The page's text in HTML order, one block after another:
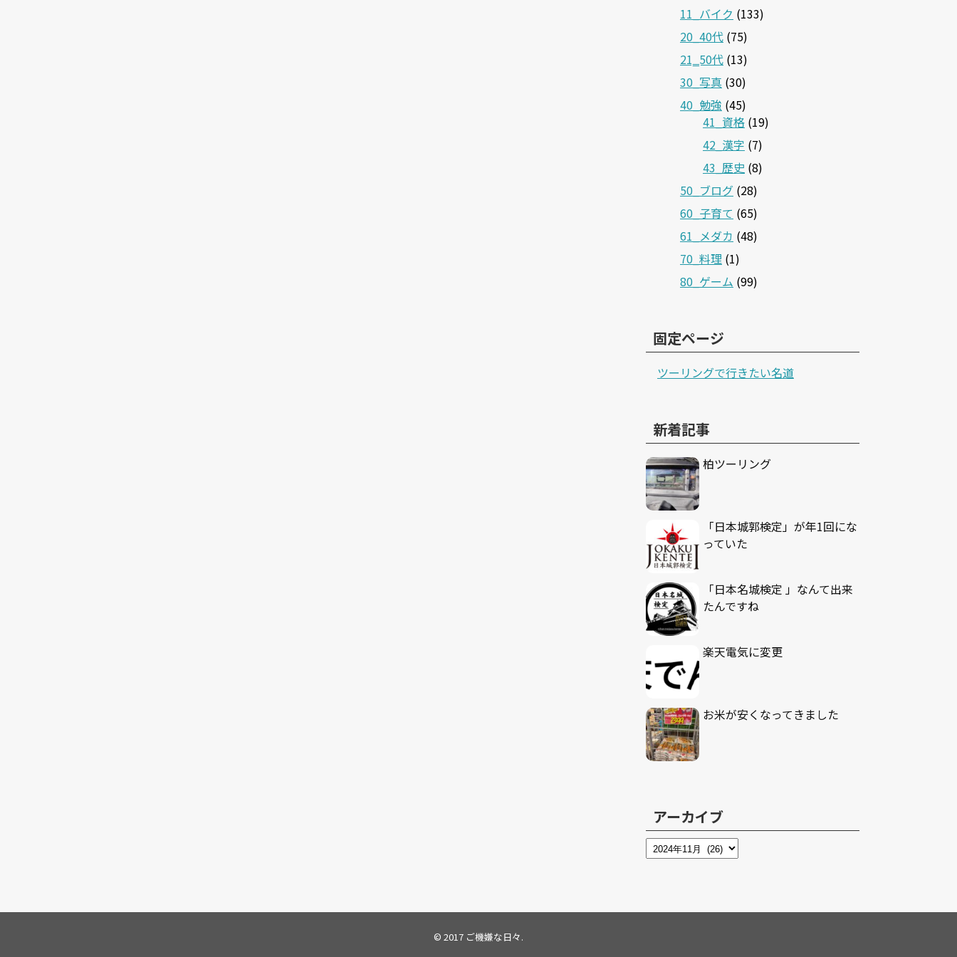
11_バイク (133)
20_40代 (75)
21‗50代 (13)
30_写真 (30)
40_勉強 (45)
41_資格 (19)
42_漢字 (7)
43_歴史 (8)
50_ブログ (28)
60_子育て (65)
61_メダカ (48)
70_料理 (1)
80_ゲーム (99)
固定ページ
ツーリングで行きたい名道
新着記事
柏ツーリング
「日本城郭検定」が年1回にな
っていた
「日本名城検定 」なんて出来
たんですね
楽天電気に変更
お米が安くなってきました
アーカイブ
© 2017 ご機嫌な日々.